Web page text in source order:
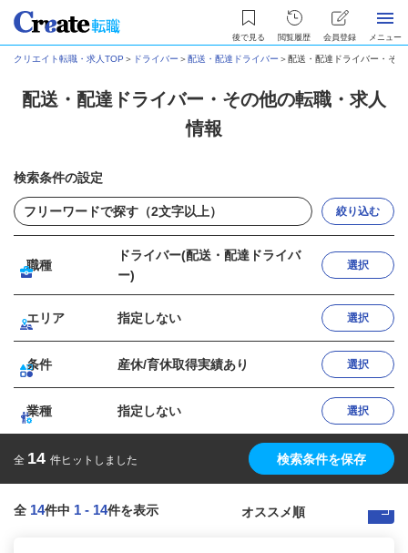
後で見る 閲覧履歴 会員登録 メニュー
クリエイト転職・求人TOP ＞ ドライバー ＞配送・配達ドライバー ＞配送・配達ドライバー・そ
配送・配達ドライバー・その他の転職・求人
情報
検索条件の設定
絞り込む
職種
ドライバー(配送・配達ドライバ
ー)
選択
エリア 指定しない 選択
条件 産休/育休取得実績あり 選択
業種 指定しない 選択
全 14 件ヒットしました 検索条件を保存
全 14件中 1 - 14件を表示